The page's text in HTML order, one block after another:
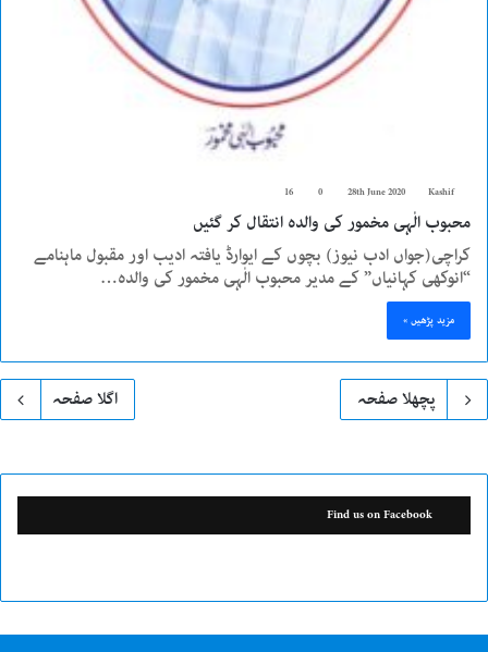
Kashif
28th June 2020
0
16
محبوب الٰہی مخمور کی والدہ انتقال کر گئیں
کراچی(جواں ادب نیوز) بچوں کے ایوارڈ یافتہ ادیب اور مقبول ماہنامے
“انوکھی کہانیاں” کے مدیر محبوب الٰہی مخمور کی والدہ…
مزید پڑھیں »
پچھلا صفحہ اگلا صفحہ
Find us on Facebook